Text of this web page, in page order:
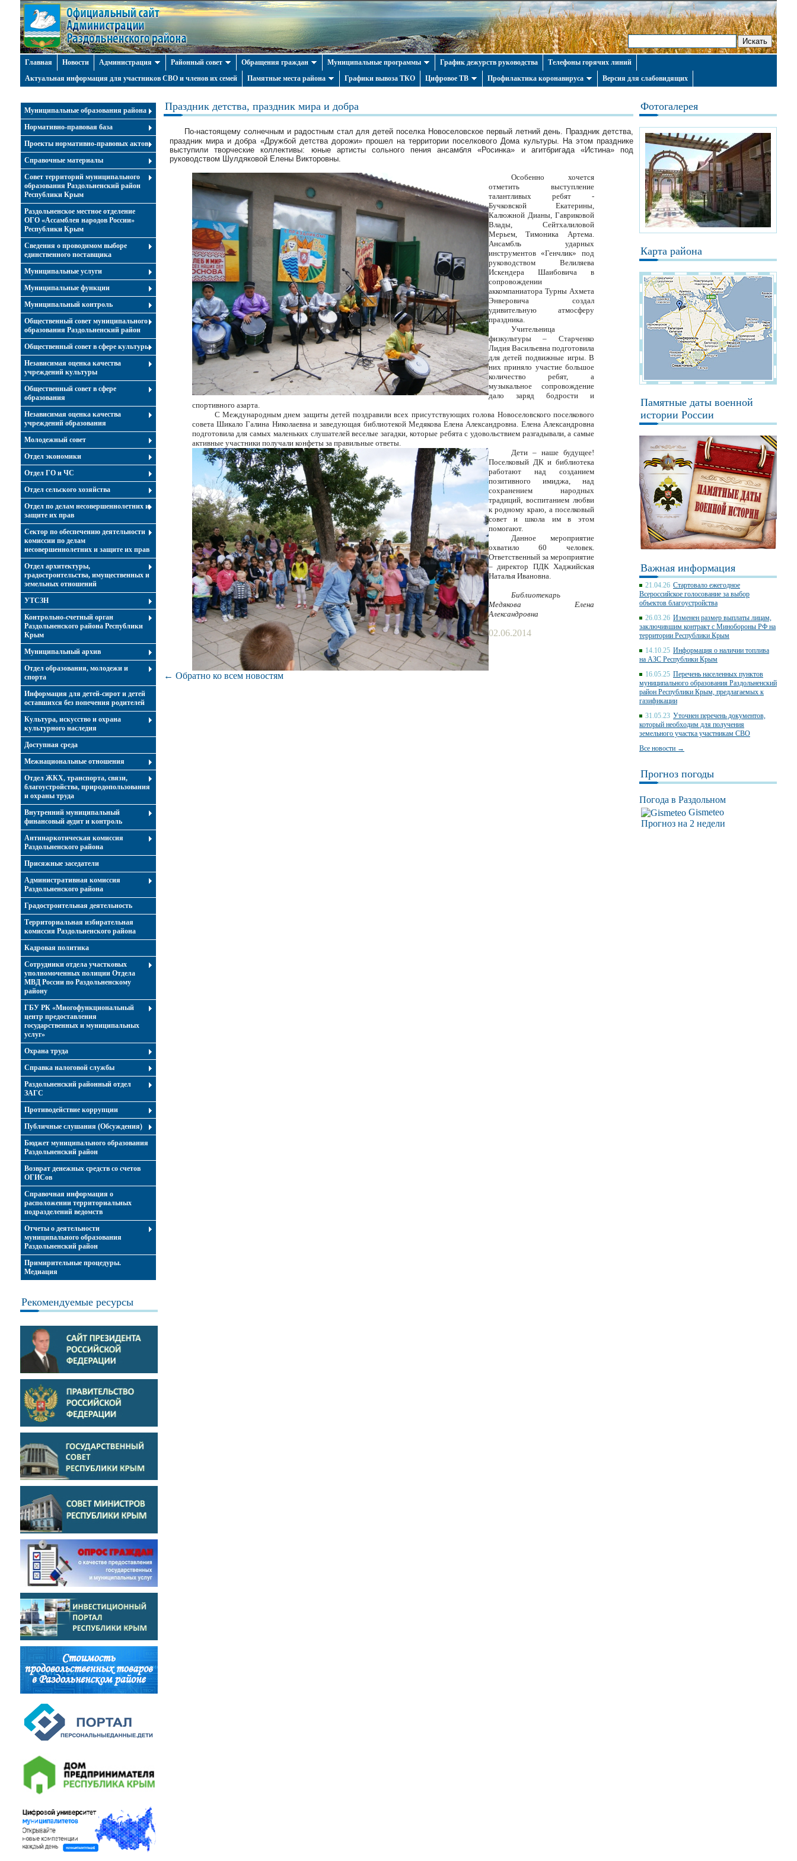
Главная Новости Администрация Районный совет Обращения граждан Муниципальные программы График дежурств руководства
Телефоны горячих линий
Актуальная информация для участников СВО и членов их семей
Памятные места района Графики вывоза ТКО Цифровое ТВ Профилактика коронавируса Версия для слабовидящих
Муниципальные образования района
Нормативно-правовая база
Проекты нормативно-правовых актов
Справочные материалы
Совет территорий муниципального
образования Раздольненский район
Республики Крым
Раздольненское местное отделение
ОГО «Ассамблея народов России»
Республики Крым
Cведения о проводимом выборе
единственного поставщика
Муниципальные услуги
Муниципальные функции
Муниципальный контроль
Общественный совет муниципального
образования Раздольненский район
Общественный совет в сфере культуры
Независимая оценка качества
учреждений культуры
Общественный совет в сфере
образования
Независимая оценка качества
учреждений образования
Молодежный совет
Отдел экономики
Отдел ГО и ЧС
Отдел сельского хозяйства
Отдел по делам несовершеннолетних и
защите их прав
Сектор по обеспечению деятельности
комиссии по делам
несовершеннолетних и защите их прав
Отдел архитектуры,
градостроительства, имущественных и
земельных отношений
УТСЗН
Контрольно-счетный орган
Раздольненского района Республики
Крым
Муниципальный архив
Отдел образования, молодежи и
спорта
Информация для детей-сирот и детей
оставшихся без попечения родителей
Культура, искусство и охрана
культурного наследия
Доступная среда
Межнациональные отношения
Отдел ЖКХ, транспорта, связи,
благоустройства, природопользования
и охраны труда
Внутренний муниципальный
финансовый аудит и контроль
Антинаркотическая комиссия
Раздольненского района
Присяжные заседатели
Административная комиссия
Раздольненского района
Градостроительная деятельность
Территориальная избирательная
комиссия Раздольненского района
Кадровая политика
Сотрудники отдела участковых
уполномоченных полиции Отдела
МВД России по Раздольненскому
району
ГБУ РК «Многофункциональный
центр предоставления
государственных и муниципальных
услуг»
Охрана труда
Справка налоговой службы
Раздольненский районный отдел
ЗАГС
Противодействие коррупции
Публичные слушания (Обсуждения)
Бюджет муниципального образования
Раздольненский район
Возврат денежных средств со счетов
ОГИСов
Справочная информация о
расположении территориальных
подразделений ведомств
Отчеты о деятельности
муниципального образования
Раздольненский район
Примирительные процедуры.
Медиация
Рекомендуемые ресурсы
Праздник детства, праздник мира и добра
По-настоящему солнечным и радостным стал для детей поселка Новоселовское первый летний день. Праздник детства,
праздник мира и добра «Дружбой детства дорожи» прошел на территории поселкового Дома культуры. На этом празднике
выступили творческие коллективы: юные артисты сольного пения ансамбля «Росинка» и агитбригада «Истина» под
руководством Шулдяковой Елены Викторовны.
Особенно хочется
отметить выступление
талантливых ребят -
Бучковской Екатерины,
Калюжной Дианы, Гавриковой
Влады, Сейтхалиловой
Мерьем, Тимоника Артема.
Ансамбль ударных
инструментов «Генчлик» под
руководством Велиляева
Искендера Шаибовича в
сопровождении
аккомпаниатора Турны Ахмета
Энверовича создал
удивительную атмосферу
праздника.
Учительница
физкультуры – Старченко
Лидия Васильевна подготовила
для детей подвижные игры. В
них приняло участие большое
количество ребят, а
музыкальное сопровождение
дало заряд бодрости и
спортивного азарта.
С Международным днем защиты детей поздравили всех присутствующих голова Новоселовского поселкового
совета Шикало Галина Николаевна и заведующая библиотекой Медякова Елена Александровна. Елена Александровна
подготовила для самых маленьких слушателей веселые загадки, которые ребята с удовольствием разгадывали, а самые
активные участники получали конфеты за правильные ответы.
Дети – наше будущее!
Поселковый ДК и библиотека
работают над созданием
позитивного имиджа, над
сохранением народных
традиций, воспитанием любви
к родному краю, а поселковый
совет и школа им в этом
помогают.
Данное мероприятие
охватило 60 человек.
Ответственный за мероприятие
– директор ПДК Хаджийская
Наталья Ивановна.
Библиотекарь
Медякова Елена
Александровна
02.06.2014
← Обратно ко всем новостям
Фотогалерея
Карта района
Памятные даты военной
истории России
Важная информация
21.04.26 Стартовало ежегодное
Всероссийское голосование за выбор
объектов благоустройства
26.03.26 Изменен размер выплаты лицам,
заключившим контракт с Минобороны РФ на
территории Республики Крым
14.10.25 Информация о наличии топлива
на АЗС Республики Крым
16.05.25 Перечень населенных пунктов
муниципального образования Раздольненский
район Республики Крым, предлагаемых к
газификации
31.05.23 Уточнен перечень документов,
который необходим для получения
земельного участка участникам СВО
Все новости →
Прогноз погоды
Погода в Раздольном
Gismeteo
Прогноз на 2 недели